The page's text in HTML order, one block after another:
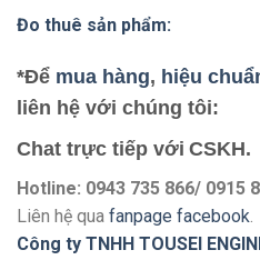
Đo thuê sản phẩm:
*Để mua hàng, hiệu
liên hệ với chúng tôi:
Chat trực tiếp với CSKH.
Hotline: 0943 735 866/ 0915
Liên hệ qua fanpage facebook.
Công ty TNHH TOUSEI